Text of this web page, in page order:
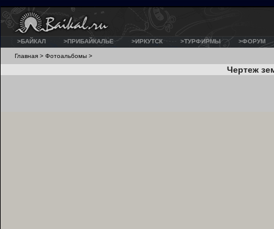
>БАЙКАЛ >ПРИБАЙКАЛЬЕ >ИРКУТСК >ТУРФИРМЫ >ФОРУМ
Главная > Фотоальбомы >
Чертеж